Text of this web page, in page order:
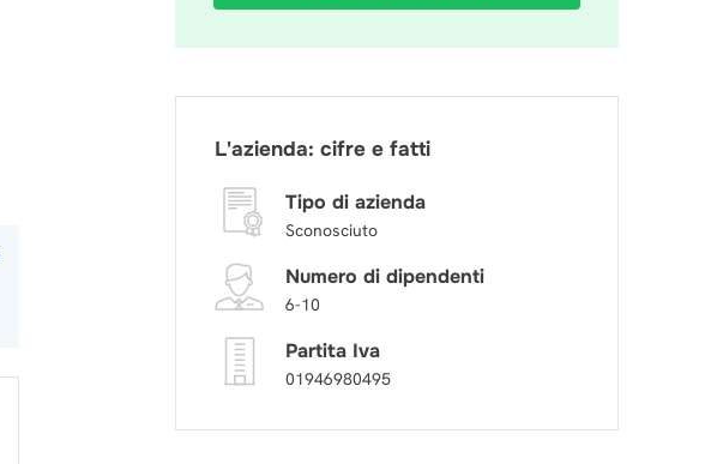
L'azienda: cifre e fatti
Tipo di azienda
Sconosciuto
Numero di dipendenti
6-10
Partita Iva
01946980495